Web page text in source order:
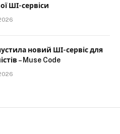
ШІ-сервіси
новий ШІ-сервіс для
– Muse Code